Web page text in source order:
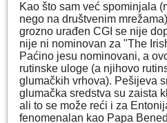
Kao što sam već spominjala
nego na društvenim
grozno urađen CGI se nije
nije ni nominovan za "The
Paćino jesu nominovani, a
rutinske uloge (a njihovo
glumačkih vrhova). Pešijeva
glumačka sredstva su zaista
ali to se može reći i za
fenomenalan kao Papa